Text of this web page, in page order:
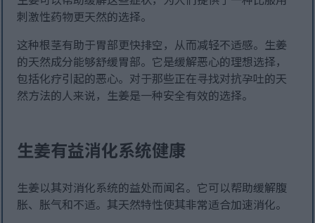
刺激性药物更天然的选择。
这种根茎有助于胃部更快排空，从而减轻不适感。生姜
的天然成分能够舒缓胃部。它是缓解恶心的理想选择，
包括化疗引起的恶心。对于那些正在寻找对抗孕吐的天
然方法的人来说，生姜是一种安全有效的选择。
生姜有益消化系统健康
生姜以其对消化系统的益处而闻名。它可以帮助缓解腹
胀、胀气和不适。其天然特性使其非常适合加速消化。